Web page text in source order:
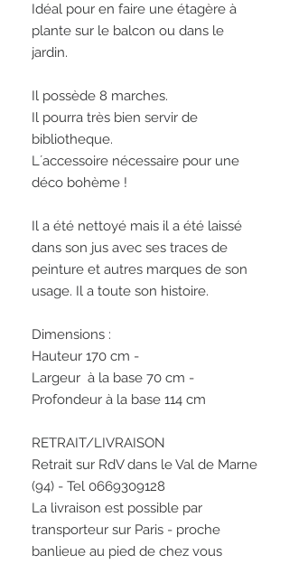
Idéal pour en faire une étagère à
plante sur le balcon ou dans le
jardin.
Il possède 8 marches.
Il pourra très bien servir de
bibliotheque.
L´accessoire nécessaire pour une
déco bohème !
Il a été nettoyé mais il a été laissé
dans son jus avec ses traces de
peinture et autres marques de son
usage. Il a toute son histoire.
Dimensions :
Hauteur 170 cm -
Largeur à la base 70 cm -
Profondeur à la base 114 cm
RETRAIT/LIVRAISON
Retrait sur RdV dans le Val de Marne
(94) - Tel 0669309128
La livraison est possible par
transporteur sur Paris - proche
banlieue au pied de chez vous